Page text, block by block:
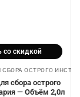
со скидкой
СБОРА ОСТРОГО
сбора острого
— Объём 2,0л